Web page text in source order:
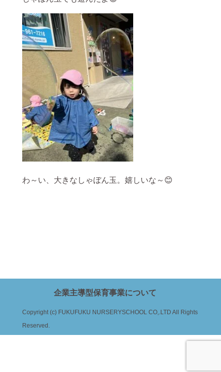
わ～い、大きなしゃぼん玉。嬉しいな～😊
企業主導型保育事業について
Copyright (c) FUKUFUKU NURSERYSCHOOL CO,.LTD All Rights
Reserved.